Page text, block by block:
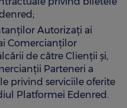
Autorizați ai
Comercianților
de către Clienții și,
Parteneri a
privind serviciile oferite
Platformei Edenred.